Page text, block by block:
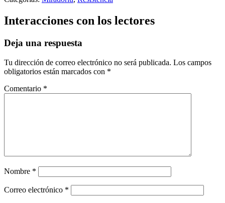
Interacciones con los lectores
Deja una respuesta
Tu dirección de correo electrónico no será publicada. Los campos
obligatorios están marcados con *
Comentario *
Nombre *
Correo electrónico *